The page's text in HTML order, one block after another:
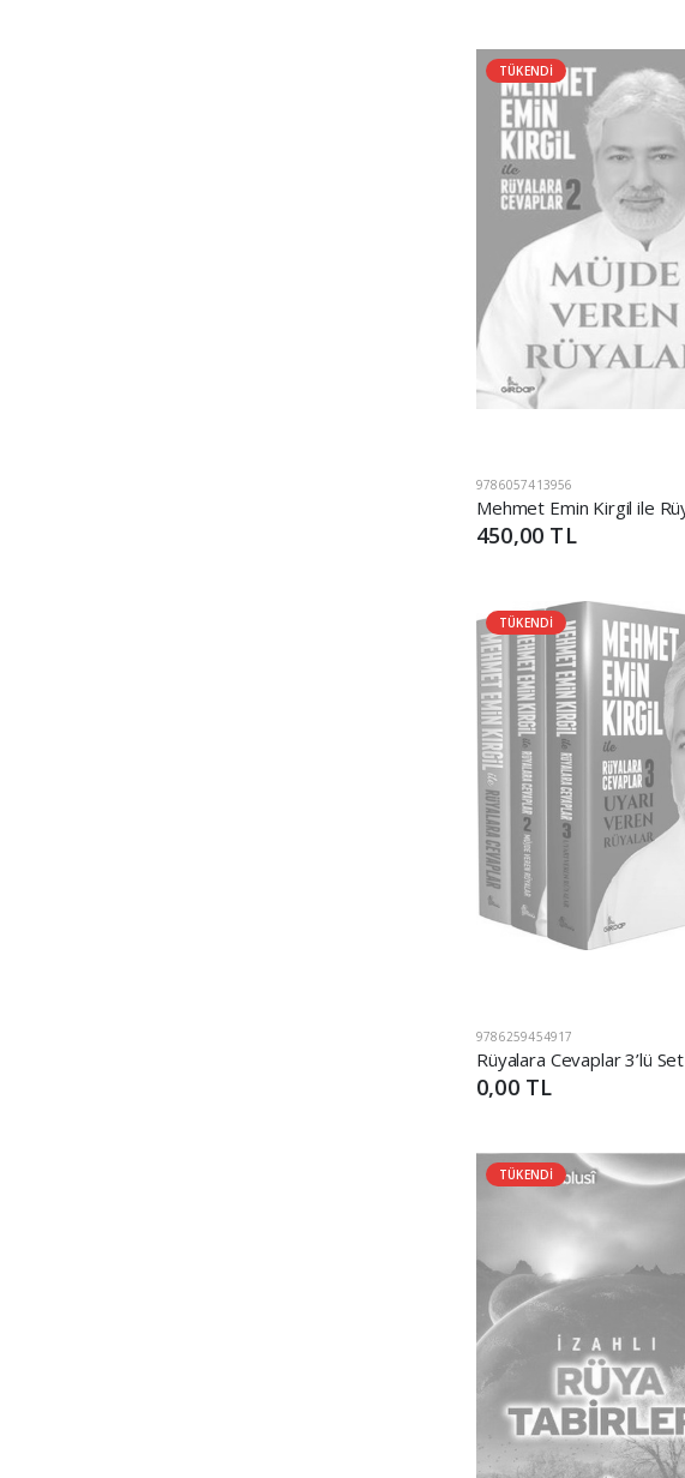
TÜKENDİ
9786057413956
450,00 TL
TÜKENDİ
9786259454917
Rüyalara Cevaplar 3’lü Set
0,00 TL
TÜKENDİ